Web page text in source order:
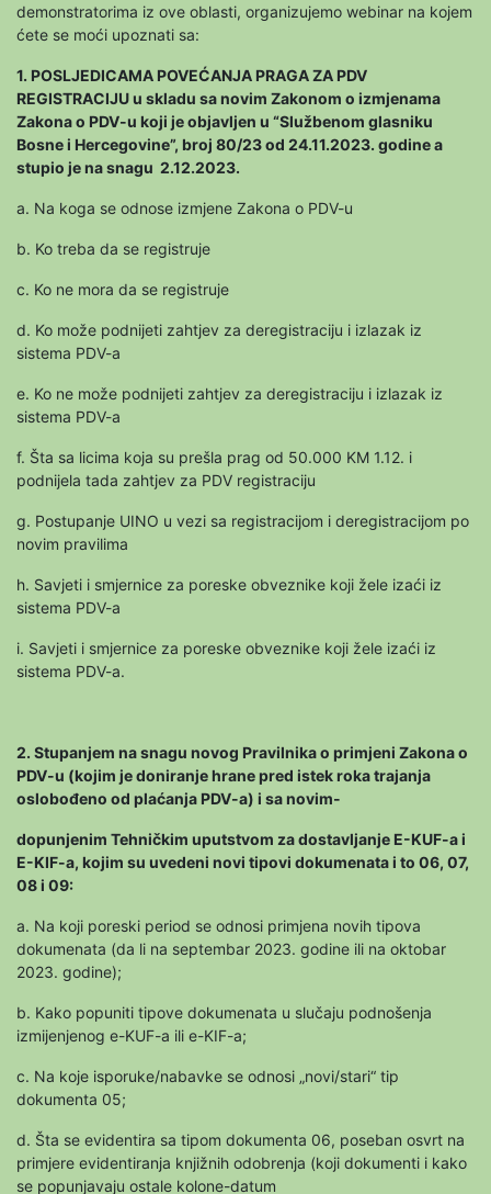
demonstratorima iz ove oblasti, organizujemo webinar na kojem
ćete se moći upoznati sa:
1. POSLJEDICAMA POVEĆANJA PRAGA ZA PDV
REGISTRACIJU u skladu sa novim Zakonom o izmjenama
Zakona o PDV-u koji je objavljen u “Službenom glasniku
Bosne i Hercegovine”, broj 80/23 od 24.11.2023. godine a
stupio je na snagu 2.12.2023.
a. Na koga se odnose izmjene Zakona o PDV-u
b. Ko treba da se registruje
c. Ko ne mora da se registruje
d. Ko može podnijeti zahtjev za deregistraciju i izlazak iz
sistema PDV-a
e. Ko ne može podnijeti zahtjev za deregistraciju i izlazak iz
sistema PDV-a
f. Šta sa licima koja su prešla prag od 50.000 KM 1.12. i
podnijela tada zahtjev za PDV registraciju
g. Postupanje UINO u vezi sa registracijom i deregistracijom po
novim pravilima
h. Savjeti i smjernice za poreske obveznike koji žele izaći iz
sistema PDV-a
i. Savjeti i smjernice za poreske obveznike koji žele izaći iz
sistema PDV-a.
2. Stupanjem na snagu novog Pravilnika o primjeni Zakona o
PDV-u (kojim je doniranje hrane pred istek roka trajanja
oslobođeno od plaćanja PDV-a) i sa novim-
dopunjenim Tehničkim uputstvom za dostavljanje E-KUF-a i
E-KIF-a, kojim su uvedeni novi tipovi dokumenata i to 06, 07,
08 i 09:
a. Na koji poreski period se odnosi primjena novih tipova
dokumenata (da li na septembar 2023. godine ili na oktobar
2023. godine);
b. Kako popuniti tipove dokumenata u slučaju podnošenja
izmijenjenog e-KUF-a ili e-KIF-a;
c. Na koje isporuke/nabavke se odnosi „novi/stari“ tip
dokumenta 05;
d. Šta se evidentira sa tipom dokumenta 06, poseban osvrt na
primjere evidentiranja knjižnih odobrenja (koji dokumenti i kako
se popunjavaju ostale kolone-datum